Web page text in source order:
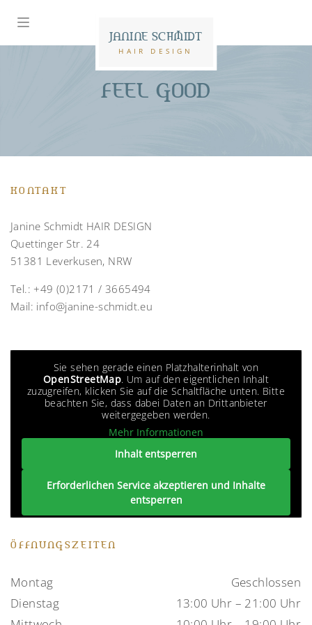
JANINE SCHMIDT
HAIR DESIGN
FEEL GOOD
KONTAKT
Janine Schmidt HAIR DESIGN
Quettinger Str. 24
51381 Leverkusen, NRW
Tel.:+49 (0)2171 / 3665494
Mail: info@janine-schmidt.eu
Sie sehen gerade einen Platzhalterinhalt von
OpenStreetMap. Um auf den eigentlichen Inhalt
zuzugreifen, klicken Sie auf die Schaltfläche unten. Bitte
beachten Sie, dass dabei Daten an Drittanbieter
weitergegeben werden.
Mehr Informationen
Inhalt entsperren
Erforderlichen Service akzeptieren und Inhalte
entsperren
ÖFFNUNGSZEITEN
Montag
Geschlossen
Dienstag
13:00 Uhr – 21:00 Uhr